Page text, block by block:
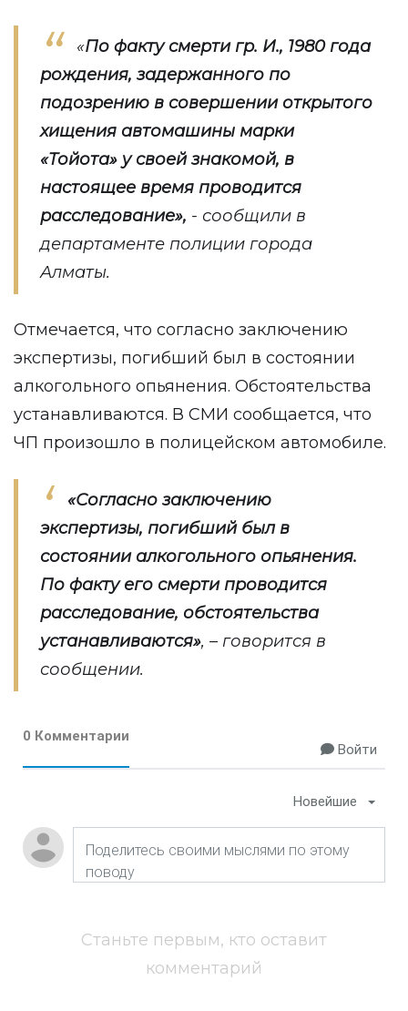
«По факту смерти гр. И., 1980 года
рождения, задержанного по
подозрению в совершении открытого
хищения автомашины марки
«Тойота» у своей знакомой, в
настоящее время проводится
расследование», - сообщили в
департаменте полиции города
Алматы.
Отмечается, что согласно заключению
экспертизы, погибший был в состоянии
алкогольного опьянения. Обстоятельства
устанавливаются. В СМИ сообщается, что
ЧП произошло в полицейском автомобиле.
«Согласно заключению
экспертизы, погибший был в
состоянии алкогольного опьянения.
По факту его смерти проводится
расследование, обстоятельства
устанавливаются», – говорится в
сообщении.
0 Комментарии
Войти
Новейшие
Станьте первым, кто оставит
комментарий